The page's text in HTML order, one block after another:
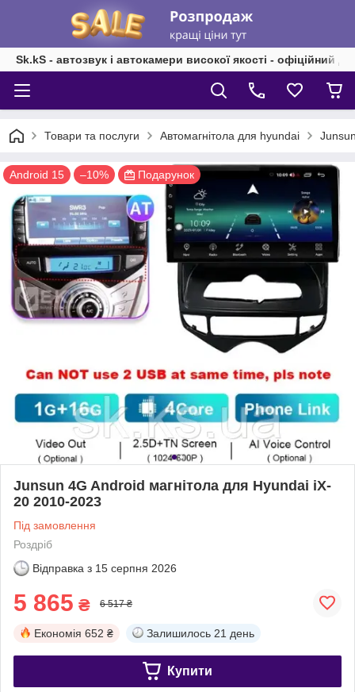
Sk.kS - автозвук і автокамери високої якості - офіційний
Товари та послуги Автомагнітола для hyundai
Android 15 –10% Подарунок
Junsun 4G Android магнітола для Hyundai iX-
20 2010-2023
Під замовлення
Роздріб
Відправка з 15 серпня 2026
5 865 ₴ 6 517 ₴
Економія 652 ₴ Залишилось 21 день
Купити